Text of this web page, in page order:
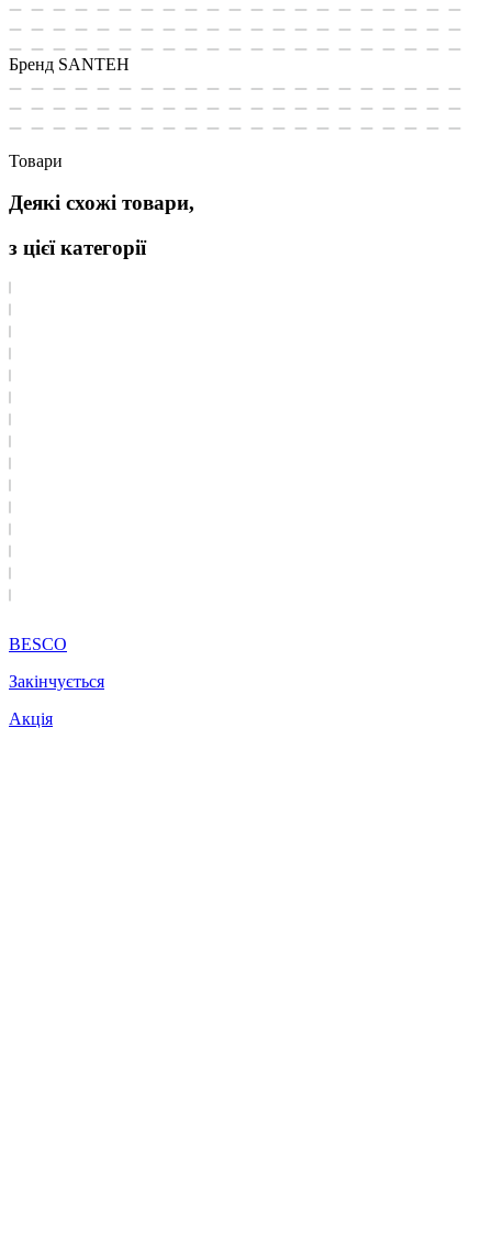
Бренд SANTEH
Товари
Деякі схожі товари,
з цієї категорії
BESCO
Закінчується
Акція